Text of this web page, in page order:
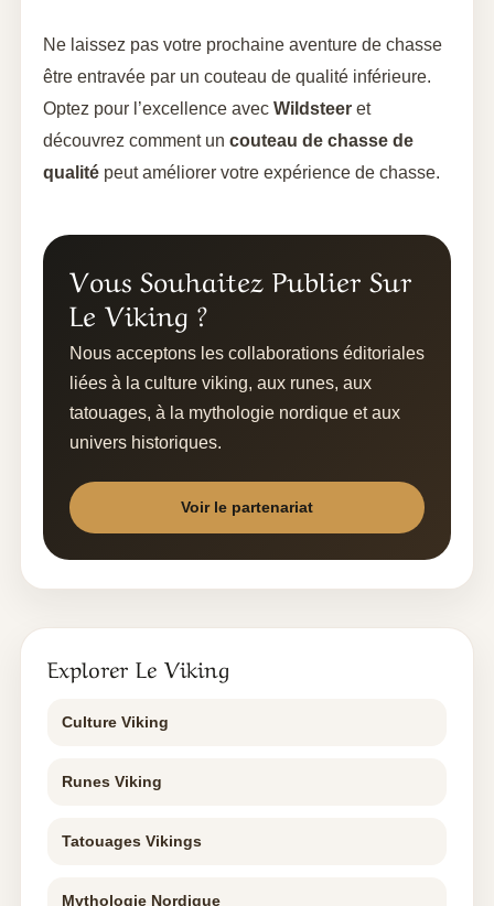
Ne laissez pas votre prochaine aventure de chasse
être entravée par un couteau de qualité inférieure.
Optez pour l’excellence avec Wildsteer et
découvrez comment un couteau de chasse de
qualité peut améliorer votre expérience de chasse.
Vous Souhaitez Publier Sur
Le Viking ?
Nous acceptons les collaborations éditoriales
liées à la culture viking, aux runes, aux
tatouages, à la mythologie nordique et aux
univers historiques.
Voir le partenariat
Explorer Le Viking
Culture Viking
Runes Viking
Tatouages Vikings
Mythologie Nordique